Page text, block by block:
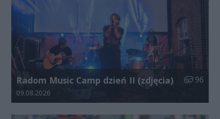
Radom Music Camp dzień II (zdjęcia) Liczba
96
Data dodania galerii:
09.08.2026